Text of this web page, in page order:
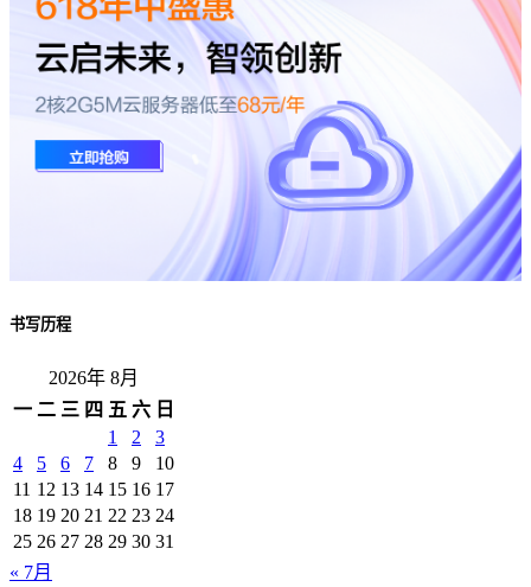
书写历程
2026年 8月
一 二 三 四 五 六 日
1
2
3
4
5 6 7 8 9
10
11 12 13 14 15 16 17
18 19 20 21 22 23 24
25 26 27 28 29 30 31
« 7月